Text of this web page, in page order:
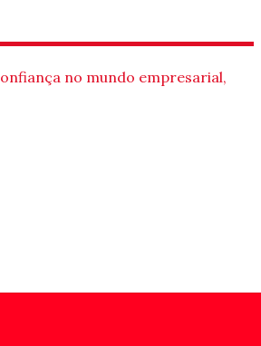
no mundo empresarial,